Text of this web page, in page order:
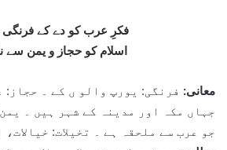
فکرِ عرب کو دے کے فرنگی
اسلام کو حجاز و یمن سے
معانی: فرنگی: یورپ والو ں کے ۔ حجاز:
جہاں مکہ اور مدینہ کے شہر ہیں ۔
جو عرب سے ملحقہ ہے ۔ تخیلات: خیالات،